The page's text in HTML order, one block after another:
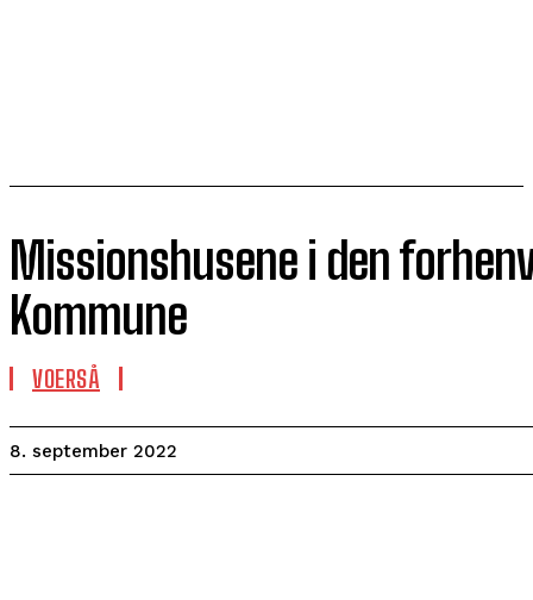
Missionshusene i den
Kommune
VOERSÅ
8. september 2022